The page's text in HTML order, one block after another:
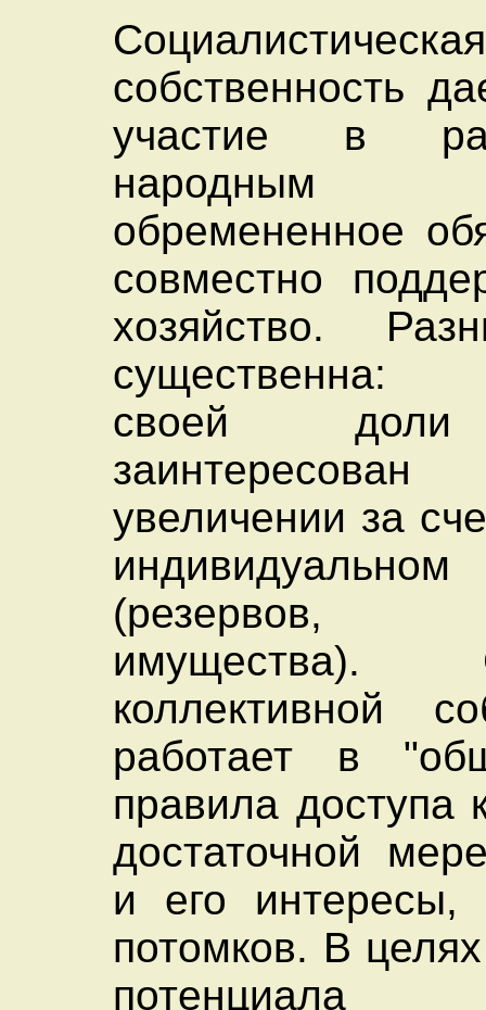
Социалистическая
собственность
участие в
народным
обремененное
совместно
хозяйство.
существенна:
своей
увеличении за
индивидуальном
(резервов,
имущества).
коллективной
работает в
правила доступа
достаточной
и его интересы,
потомков. В
потенциала